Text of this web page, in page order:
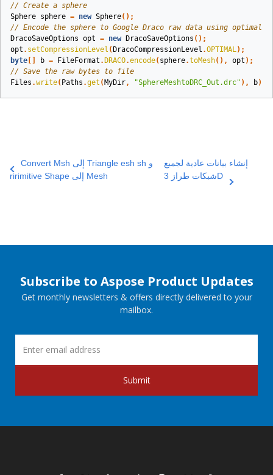
// Create a sphere
Sphere sphere = new Sphere();
// Encode the sphere to Google Draco raw data using optimal
DracoSaveOptions opt = new DracoSaveOptions ();
opt . setCompressionLevel ( DracoCompressionLevel .OPTIMAL);
byte
b = FileFormat . DRACO.encode( sphere.toMesh(), opt );
// Save the raw bytes to file
Files .write( Paths .get ( MyDir, "SphereMeshtoDRC_Out.drc" ), b);
Convert Msh إلى Triangle esh sh و
ririmitive Shape إلى Mesh
إنشاء بيانات عادية لجميع
شبكات طراز 3D
Subscribe to Aspose Product Updates
Get monthly newsletters & offers directly delivered to your
mailbox.
Submit